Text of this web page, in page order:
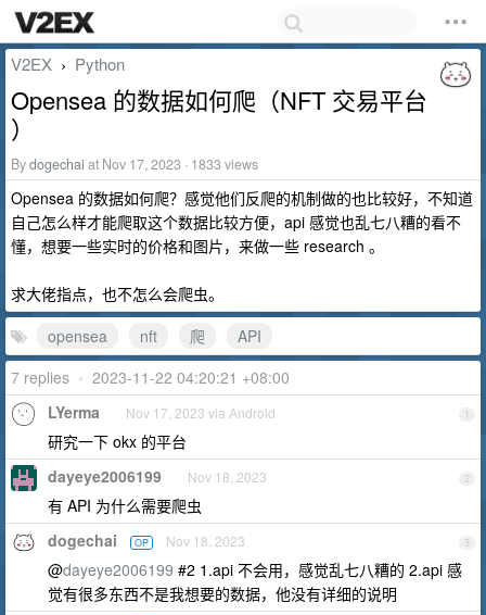
V2EX › Python
Opensea 的数据如何爬（NFT 交易平台
）
Bydogechai at Nov 17, 2023 · 1833 views
Opensea 的数据如何爬？感觉他们反爬的机制做的也比较好，不知道
自己怎么样才能爬取这个数据比较方便，api 感觉也乱七八糟的看不
懂，想要一些实时的价格和图片，来做一些 research 。
求大佬指点，也不怎么会爬虫。
opensea
nft 爬
API
7 replies • 2023-11-22 04:20:21 +08:00
1
LYerma Nov 17, 2023 via Android
研究一下 okx 的平台
2
dayeye2006199 Nov 18, 2023
有 API 为什么需要爬虫
3
dogechai OP Nov 18, 2023
@dayeye2006199 #2 1.api 不会用，感觉乱七八糟的 2.api 感
觉有很多东西不是我想要的数据，他没有详细的说明